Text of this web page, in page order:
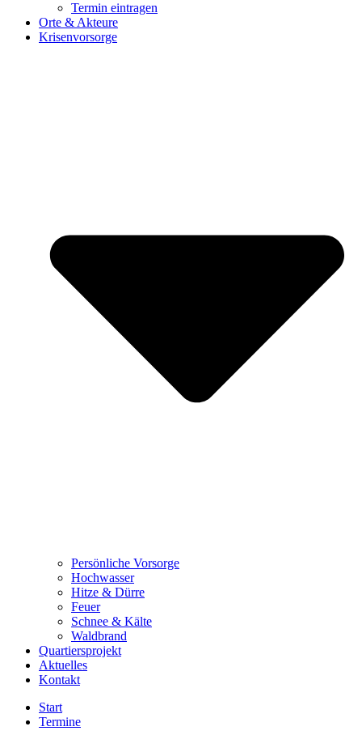
Termin eintragen
Orte & Akteure
Krisenvorsorge
Persönliche Vorsorge
Hochwasser
Hitze & Dürre
Feuer
Schnee & Kälte
Waldbrand
Quartiersprojekt
Aktuelles
Kontakt
Start
Termine